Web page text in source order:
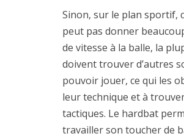
Sinon, sur le plan sportif,
peut pas donner
de vitesse à la balle, la
doivent trouver d’autres
pouvoir jouer, ce qui les
leur technique et à
tactiques. Le hardbat
travailler son toucher de